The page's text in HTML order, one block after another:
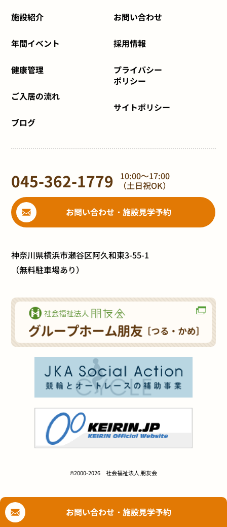
お問い合わせ・施設見学予約
施設紹介
年間イベント
健康管理
ご入居の流れ
ブログ
お問い合わせ
採用情報
プライバシー
ポリシー
サイトポリシー
045-362-1779 10:00～17:00
（土日祝OK）
お問い合わせ・施設見学予約
神奈川県横浜市瀬谷区阿久和東3-55-1
（無料駐車場あり）
©2000-2026 社会福祉法人 朋友会